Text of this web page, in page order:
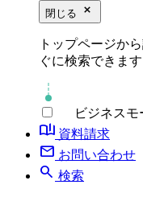
閉じる close_small
トップページか
ぐに検索できます
ビジネスモ
book_ribbon 資料請求
mail お問い合わせ
search 検索